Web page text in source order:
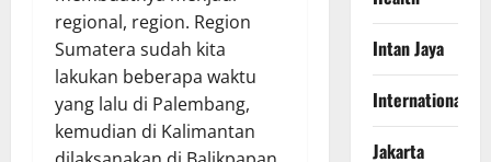
regional, region. Region
Sumatera sudah kita
lakukan beberapa waktu
yang lalu di Palembang,
kemudian di Kalimantan
Intan Jaya
International
Jakarta